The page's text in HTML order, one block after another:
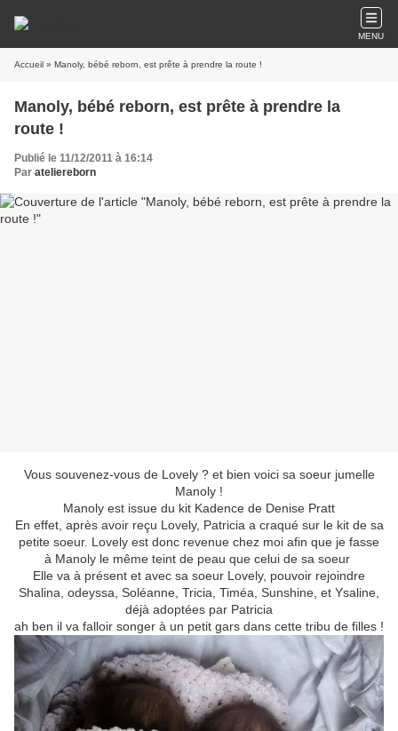
MENU
Accueil » Manoly, bébé reborn, est prête à prendre la route !
Manoly, bébé reborn, est prête à prendre la
route !
Publié le 11/12/2011 à 16:14
Par ateliereborn
Vous souvenez-vous de Lovely ? et bien voici sa soeur jumelle
Manoly !
Manoly est issue du kit Kadence de Denise Pratt
En effet, après avoir reçu Lovely, Patricia a craqué sur le kit de sa
petite soeur. Lovely est donc revenue chez moi afin que je fasse
à Manoly le même teint de peau que celui de sa soeur
Elle va à présent et avec sa soeur Lovely, pouvoir rejoindre
Shalina, odeyssa, Soléanne, Tricia, Timéa, Sunshine, et Ysaline,
déjà adoptées par Patricia
ah ben il va falloir songer à un petit gars dans cette tribu de filles !